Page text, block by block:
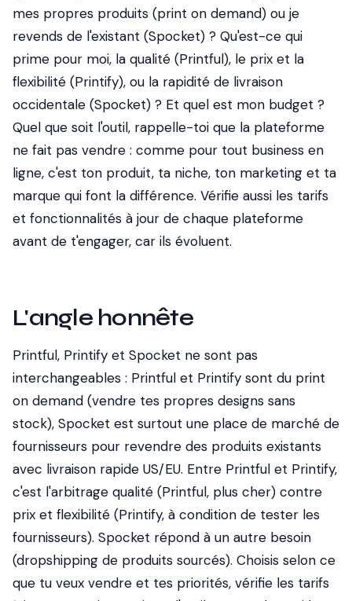
mes propres produits (print on demand) ou je
revends de l'existant (Spocket) ? Qu'est-ce qui
prime pour moi, la qualité (Printful), le prix et la
flexibilité (Printify), ou la rapidité de livraison
occidentale (Spocket) ? Et quel est mon budget ?
Quel que soit l'outil, rappelle-toi que la plateforme
ne fait pas vendre : comme pour tout business en
ligne, c'est ton produit, ta niche, ton marketing et ta
marque qui font la différence. Vérifie aussi les tarifs
et fonctionnalités à jour de chaque plateforme
avant de t'engager, car ils évoluent.
L'angle honnête
Printful, Printify et Spocket ne sont pas
interchangeables : Printful et Printify sont du print
on demand (vendre tes propres designs sans
stock), Spocket est surtout une place de marché de
fournisseurs pour revendre des produits existants
avec livraison rapide US/EU. Entre Printful et Printify,
c'est l'arbitrage qualité (Printful, plus cher) contre
prix et flexibilité (Printify, à condition de tester les
fournisseurs). Spocket répond à un autre besoin
(dropshipping de produits sourcés). Choisis selon ce
que tu veux vendre et tes priorités, vérifie les tarifs